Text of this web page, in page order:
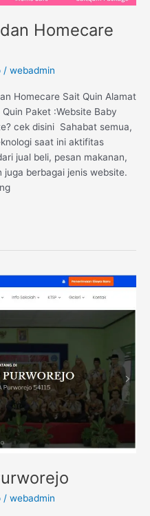
Homecare
/ webadmin
Homecare Sait Quin Alamat
Paket :Website Baby
cek disini Sahabat semua,
saat ini aktifitas
jual beli, pesan makanan,
berbagai jenis website.
/ webadmin